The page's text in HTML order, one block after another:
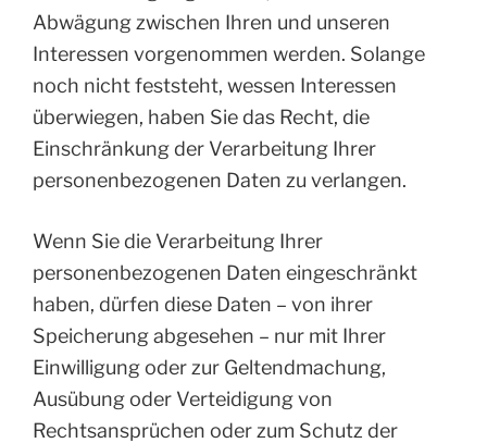
Abwägung zwischen Ihren und unseren
Interessen vorgenommen werden. Solange
noch nicht feststeht, wessen Interessen
überwiegen, haben Sie das Recht, die
Einschränkung der Verarbeitung Ihrer
personenbezogenen Daten zu verlangen.
Wenn Sie die Verarbeitung Ihrer
personenbezogenen Daten eingeschränkt
haben, dürfen diese Daten – von ihrer
Speicherung abgesehen – nur mit Ihrer
Einwilligung oder zur Geltendmachung,
Ausübung oder Verteidigung von
Rechtsansprüchen oder zum Schutz der